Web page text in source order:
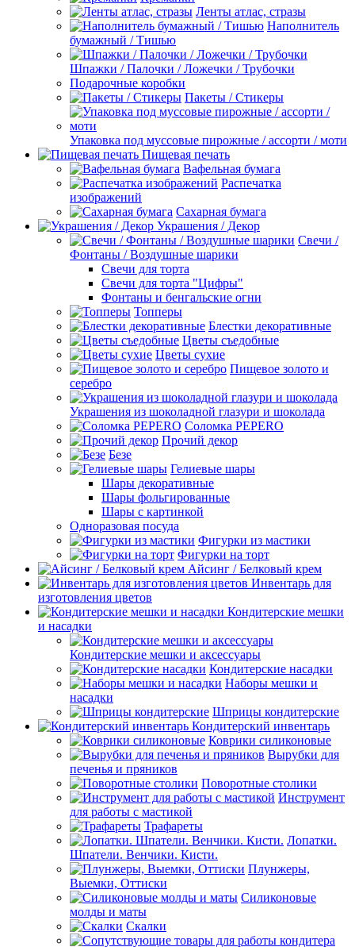
Ленты атлас, стразы
Наполнитель
бумажный / Тишью
Шпажки / Палочки / Ложечки / Трубочки
Подарочные коробки
Пакеты / Стикеры
Упаковка под муссовые пирожные / ассорти / моти
Пищевая печать
Вафельная бумага
Распечатка
изображений
Сахарная бумага
Украшения / Декор
Свечи /
Фонтаны / Воздушные шарики
Свечи для торта
Свечи для торта "Цифры"
Фонтаны и бенгальские огни
Топперы
Блестки декоративные
Цветы съедобные
Цветы сухие
Пищевое золото и
серебро
Украшения из шоколадной глазури и шоколада
Соломка PEPERO
Прочий декор
Безе
Гелиевые шары
Шары декоративные
Шары фольгированные
Шары с картинкой
Одноразовая посуда
Фигурки из мастики
Фигурки на торт
Айсинг / Белковый крем
Инвентарь для
изготовления цветов
Кондитерские мешки
и насадки
Кондитерские мешки и аксессуары
Кондитерские насадки
Наборы мешки и
насадки
Шприцы кондитерские
Кондитерский инвентарь
Коврики силиконовые
Вырубки для
печенья и пряников
Поворотные столики
Инструмент
для работы с мастикой
Трафареты
Лопатки.
Шпатели. Венчики. Кисти.
Плунжеры,
Выемки, Оттиски
Силиконовые
молды и маты
Скалки